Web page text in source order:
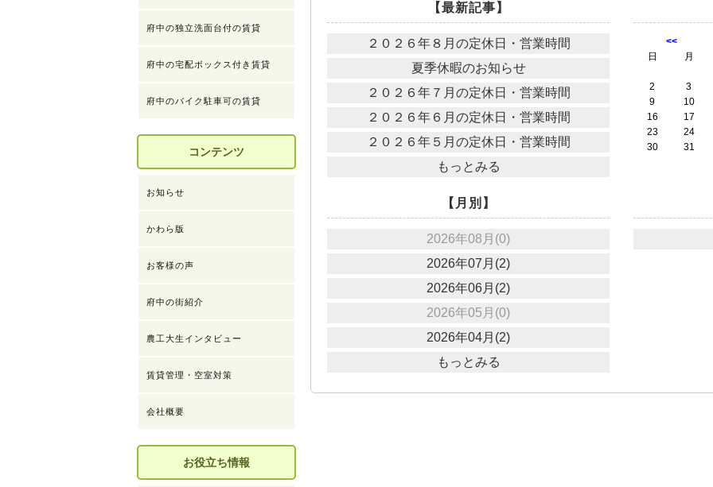
【最新記事】
２０２６年８月の定休日・営業時間
夏季休暇のお知らせ
２０２６年７月の定休日・営業時間
２０２６年６月の定休日・営業時間
２０２６年５月の定休日・営業時間
もっとみる
<<
日
月
2
3
9
10
16
17
23
24
30
31
【月別】
2026年08月(0)
2026年07月(2)
2026年06月(2)
2026年05月(0)
2026年04月(2)
もっとみる
府中の独立洗面台付の賃貸
府中の宅配ボックス付き賃貸
府中のバイク駐車可の賃貸
コンテンツ
お知らせ
かわら版
お客様の声
府中の街紹介
農工大生インタビュー
賃貸管理・空室対策
会社概要
お役立ち情報